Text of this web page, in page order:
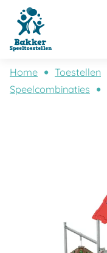
Home Toestellen
Speelcombinaties